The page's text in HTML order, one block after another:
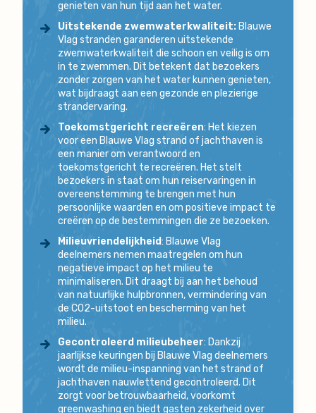
genieten van hun tijd aan het water.
Uitstekende zwemwaterkwaliteit: Blauwe
Vlag stranden garanderen uitstekende
zwemwaterkwaliteit die schoon en veilig is om
in te zwemmen. Dit betekent dat bezoekers
zonder zorgen van het water kunnen genieten,
wat bijdraagt aan een gezonde en plezierige
strandervaring.
Toekomstgericht recreëren: Het kiezen
voor een Blauwe Vlag strand of jachthaven is
een manier om verantwoord en
toekomstgericht te recreëren. Het stelt
bezoekers in staat om hun reiservaringen in
overeenstemming te brengen met hun
persoonlijke waarden en om positieve impact te
creëren op de bestemmingen die ze bezoeken.
Milieuvriendelijkheid: Blauwe Vlag
deelnemers nemen maatregelen om hun
negatieve impact op het milieu te
minimaliseren. Dit draagt bij aan het behoud
van natuurlijke hulpbronnen, vermindering van
de CO2-uitstoot en bescherming van het
milieu.
Gecontroleerd milieubeheer: Dankzij
jaarlijkse keuringen bij Blauwe Vlag deelnemers
wordt de milieu-inspanning van het strand of
jachthaven nauwlettend gecontroleerd. Dit
zorgt voor betrouwbaarheid, voorkomt
greenwashing en biedt gasten zekerheid over